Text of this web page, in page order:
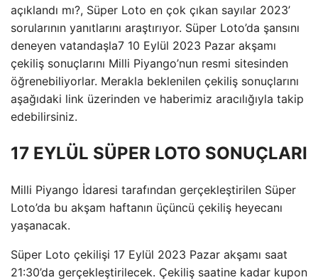
açıklandı mı?, Süper Loto en çok çıkan sayılar 2023’
sorularının yanıtlarını araştırıyor. Süper Loto’da şansını
deneyen vatandaşla7 10 Eylül 2023 Pazar akşamı
çekiliş sonuçlarını Milli Piyango’nun resmi sitesinden
öğrenebiliyorlar. Merakla beklenilen çekiliş sonuçlarını
aşağıdaki link üzerinden ve haberimiz aracılığıyla takip
edebilirsiniz.
17 EYLÜL SÜPER LOTO SONUÇLARI
Milli Piyango İdaresi tarafından gerçekleştirilen Süper
Loto’da bu akşam haftanın üçüncü çekiliş heyecanı
yaşanacak.
Süper Loto çekilişi 17 Eylül 2023 Pazar akşamı saat
21:30’da gerçekleştirilecek. Çekiliş saatine kadar kupon